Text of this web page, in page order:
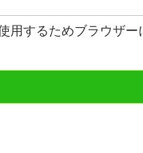
用するためブラウザ